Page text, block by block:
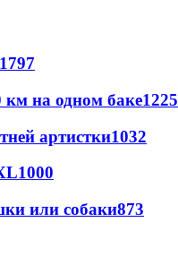
1797
км на одном баке1225
артистки1032
1000
или собаки873